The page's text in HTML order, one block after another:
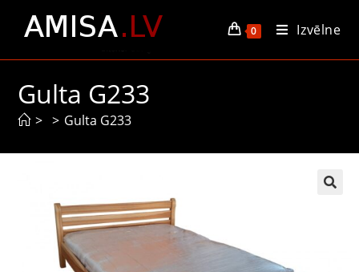
0 Izvēlne
Gulta G233
> > Gulta G233